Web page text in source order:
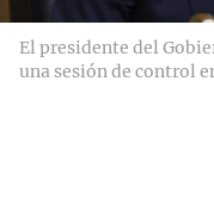
El presidente del
una sesión de control